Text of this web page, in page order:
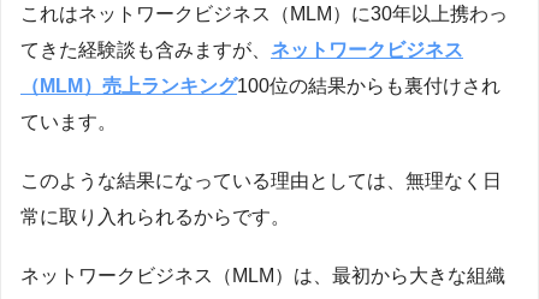
これはネットワークビジネス（MLM）に30年以上携わっ
てきた経験談も含みますが、 ネットワークビジネス
（MLM）売上ランキング100位の結果からも裏付けされ
ています。
このような結果になっている理由としては、無理なく日
常に取り入れられるからです。
ネットワークビジネス（MLM）は、最初から大きな組織